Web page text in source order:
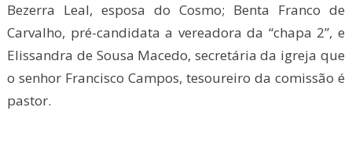
Bezerra Leal, esposa do Cosmo; Benta Franco de
Carvalho, pré-candidata a vereadora da “chapa 2”, e
Elissandra de Sousa Macedo, secretária da igreja que
o senhor Francisco Campos, tesoureiro da comissão é
pastor.